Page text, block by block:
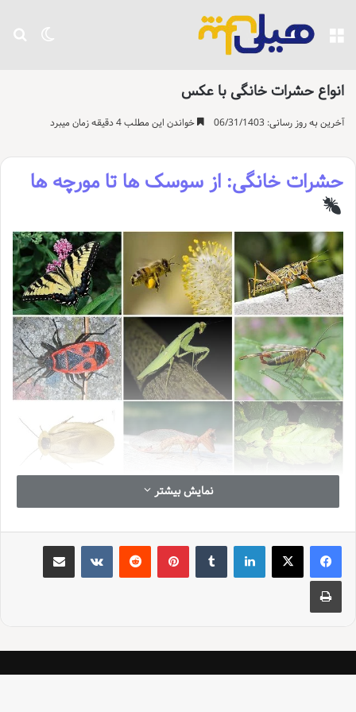
تغییر منو
انواع حشرات خانگی با عکس
آخرین به روز رسانی: 06/31/1403 خواندن این مطلب 4 دقیقه زمان میبرد
حشرات خانگی: از سوسک ها تا مورچه ها
نمایش بیشتر
لینکدین ‫تامبلر ‫پین‌ترست‫رددیت ‫VKontakteاشتراک گذاری از طریق ایمیل
چاپ